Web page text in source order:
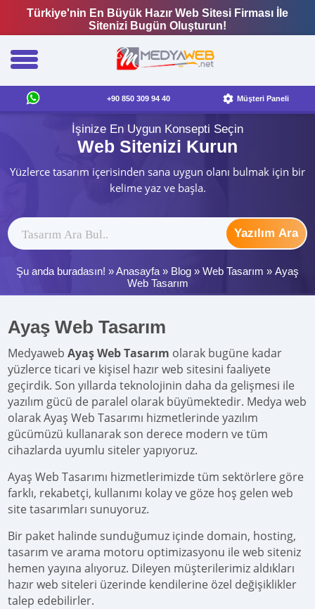
Türkiye'nin En Büyük Hazır Web Sitesi Firması İle
Sitenizi Bugün Oluşturun!
+90 850 309 94 40 Müşteri Paneli
İşinize En Uygun Konsepti Seçin
Web Sitenizi Kurun
Yüzlerce tasarım içerisinden sana uygun olanı bulmak için bir
kelime yaz ve başla.
Yazılım Ara
Şu anda buradasın! »Anasayfa » Blog » Web Tasarım » Ayaş
Web Tasarım
Ayaş Web Tasarım
MedyawebAyaş Web Tasarım olarak bugüne kadar
yüzlerce ticari ve kişisel hazır web sitesini faaliyete
geçirdik. Son yıllarda teknolojinin daha da gelişmesi ile
yazılım gücü de paralel olarak büyümektedir. Medya web
olarak Ayaş Web Tasarımı hizmetlerinde yazılım
gücümüzü kullanarak son derece modern ve tüm
cihazlarda uyumlu siteler yapıyoruz.
Ayaş Web Tasarımı hizmetlerimizde tüm sektörlere göre
farklı, rekabetçi, kullanımı kolay ve göze hoş gelen web
site tasarımları sunuyoruz.
Bir paket halinde sunduğumuz içinde domain, hosting,
tasarım ve arama motoru optimizasyonu ile web siteniz
hemen yayına alıyoruz. Dileyen müşterilerimiz aldıkları
hazır web siteleri üzerinde kendilerine özel değişiklikler
talep edebilirler.